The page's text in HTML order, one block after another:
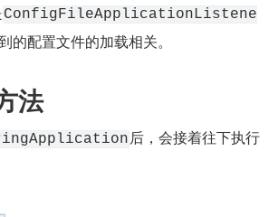
ConfigFileApplicationListene
的配置文件的加载相关。
法
后，会接着往下执行